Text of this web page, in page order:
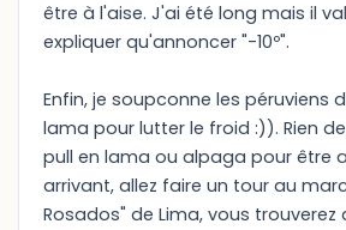
être à l'aise. J'ai été long mais il
expliquer qu'annoncer "-10º".
Enfin, je soupconne les péruviens
lama pour lutter le froid :)). Rien
pull en lama ou alpaga pour être
arrivant, allez faire un tour au
Rosados" de Lima, vous trouverez